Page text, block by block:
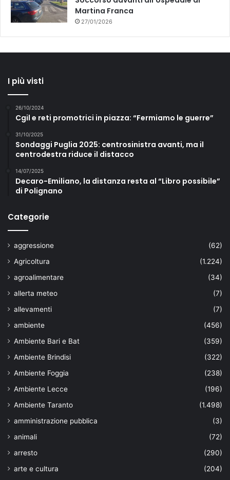
Martina Franca
27/01/2026
I più visti
26/10/2024
Cgil e reti promotrici in piazza: “Fermiamo le guerre”
31/10/2025
Sondaggi Puglia 2025: centrosinistra avanti, ma il
centrodestra riduce il distacco
14/07/2025
Decaro-Emiliano, la distanza resta al “Libro possibile”
di Polignano
Categorie
aggressione
(62)
Agricoltura
(1.224)
agroalimentare
(34)
allerta meteo
(7)
allevamenti
(7)
ambiente
(456)
Ambiente Bari e Bat
(359)
Ambiente Brindisi
(322)
Ambiente Foggia
(238)
Ambiente Lecce
(196)
Ambiente Taranto
(1.498)
amministrazione pubblica
(3)
animali
(72)
arresto
(290)
arte e cultura
(204)